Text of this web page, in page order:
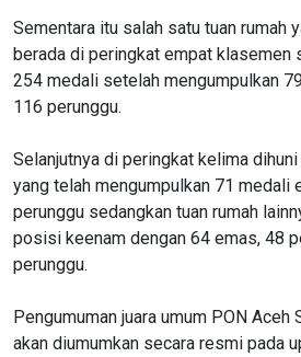
Sementara itu salah satu tuan rumah
berada di peringkat empat klasemen
254 medali setelah mengumpulkan
116 perunggu.
Selanjutnya di peringkat kelima
yang telah mengumpulkan 71 medali
perunggu sedangkan tuan rumah
posisi keenam dengan 64 emas, 48
perunggu.
Pengumuman juara umum PON Aceh
akan diumumkan secara resmi pada